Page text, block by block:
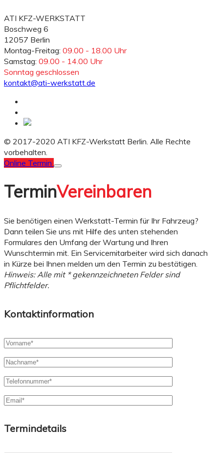
ATI KFZ-WERKSTATT
Boschweg 6
12057 Berlin
Montag-Freitag: 09.00 - 18.00 Uhr
Samstag: 09.00 - 14.00 Uhr
Sonntag geschlossen
kontakt@ati-werkstatt.de
© 2017-2020 ATI KFZ-Werkstatt Berlin. Alle Rechte
vorbehalten.
Online Termin
TerminVereinbaren
Sie benötigen einen Werkstatt-Termin für Ihr Fahrzeug?
Dann teilen Sie uns mit Hilfe des unten stehenden
Formulares den Umfang der Wartung und Ihren
Wunschtermin mit. Ein Servicemitarbeiter wird sich danach
in Kürze bei Ihnen melden um den Termin zu bestätigen.
Hinweis: Alle mit * gekennzeichneten Felder sind
Pflichtfelder.
Kontaktinformation
Termindetails